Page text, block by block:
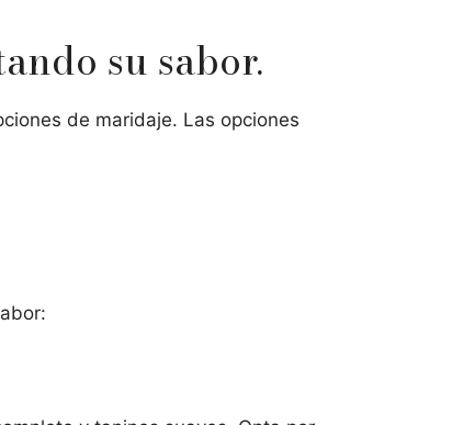
su sabor.
de maridaje. Las opciones